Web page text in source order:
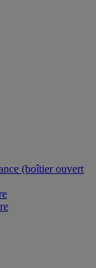
(boîtier ouvert